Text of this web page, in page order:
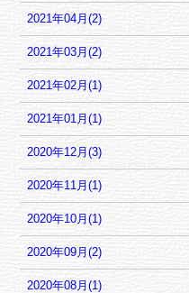
2021年04月(2)
2021年03月(2)
2021年02月(1)
2021年01月(1)
2020年12月(3)
2020年11月(1)
2020年10月(1)
2020年09月(2)
2020年08月(1)